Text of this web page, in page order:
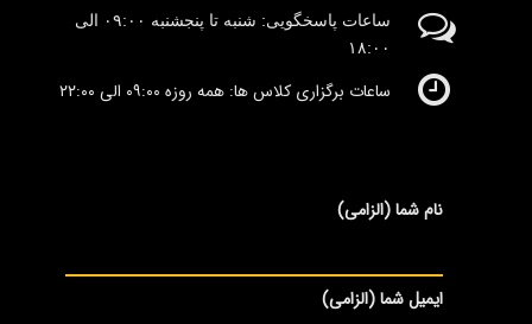
ساعات پاسخگویی: شنبه تا پنجشنبه ٠۹:۰۰ الی
١٨:٠٠
ساعات برگزاری کلاس ها: همه روزه ۰۹:۰۰ الی ۲۲:۰۰
نام شما (الزامی)
ایمیل شما (الزامی)